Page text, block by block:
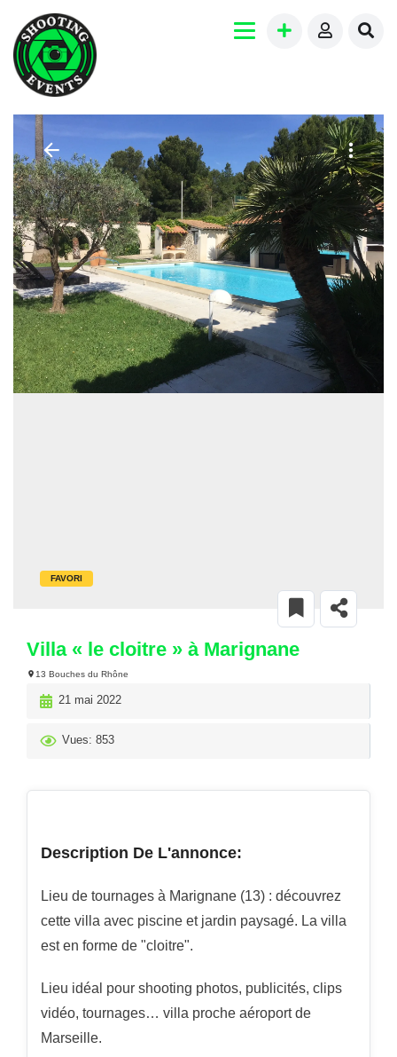
FAVORI
Villa « le cloitre » à Marignane
13 Bouches du Rhône
21 mai 2022
Vues: 853
Description De L'annonce:
Lieu de tournages à Marignane (13) : découvrez
cette villa avec piscine et jardin paysagé. La villa
est en forme de "cloitre".
Lieu idéal pour shooting photos, publicités, clips
vidéo, tournages… villa proche aéroport de
Marseille.